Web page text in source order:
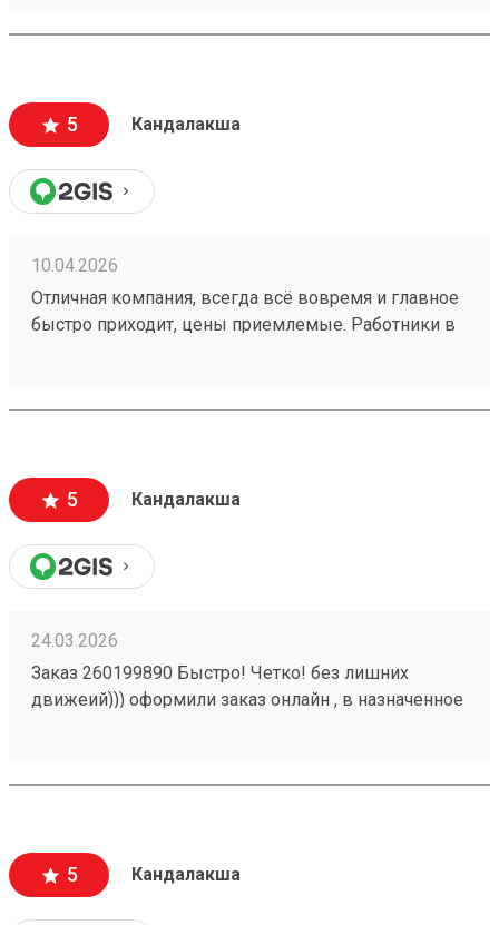
это местонахождение тк.
5 Кандалакша
10.04.2026
Отличная компания, всегда всё вовремя и главное
быстро приходит, цены приемлемые. Работники в
стране. Заказ 260008565 от 13.01.2026.
5 Кандалакша
24.03.2026
Заказ 260199890 Быстро! Четко! без лишних
движеий))) оформили заказ онлайн , в назначенное
5 Кандалакша